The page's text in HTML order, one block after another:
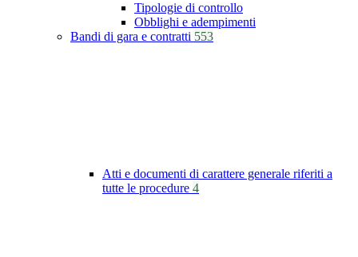
Tipologie di controllo
Obblighi e adempimenti
Bandi di gara e contratti 553
Atti e documenti di carattere generale riferiti a
tutte le procedure 4